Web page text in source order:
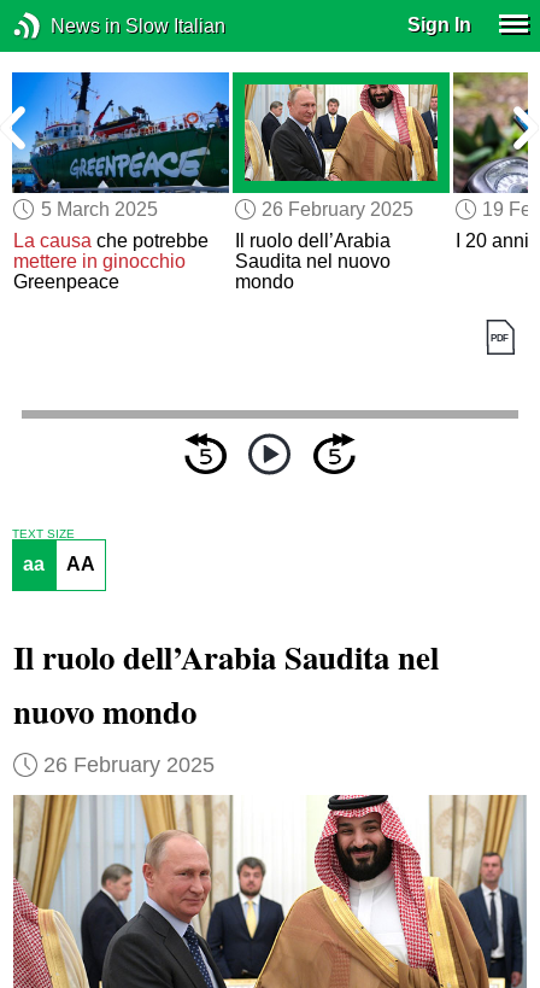
News in Slow Italian Sign In
5 March 2025
La causa che potrebbe
mettere in ginocchio
Greenpeace
26 February 2025
Il ruolo dell’Arabia
Saudita nel nuovo
mondo
19
I 20
TEXT SIZE
aa AA
Il ruolo dell’Arabia Saudita nel
nuovo mondo
26 February 2025